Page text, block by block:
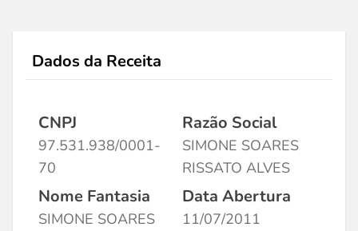
Dados da Receita
CNPJ
97.531.938/0001-
70
Razão Social
SIMONE SOARES
RISSATO ALVES
Nome Fantasia
SIMONE SOARES
Data Abertura
11/07/2011